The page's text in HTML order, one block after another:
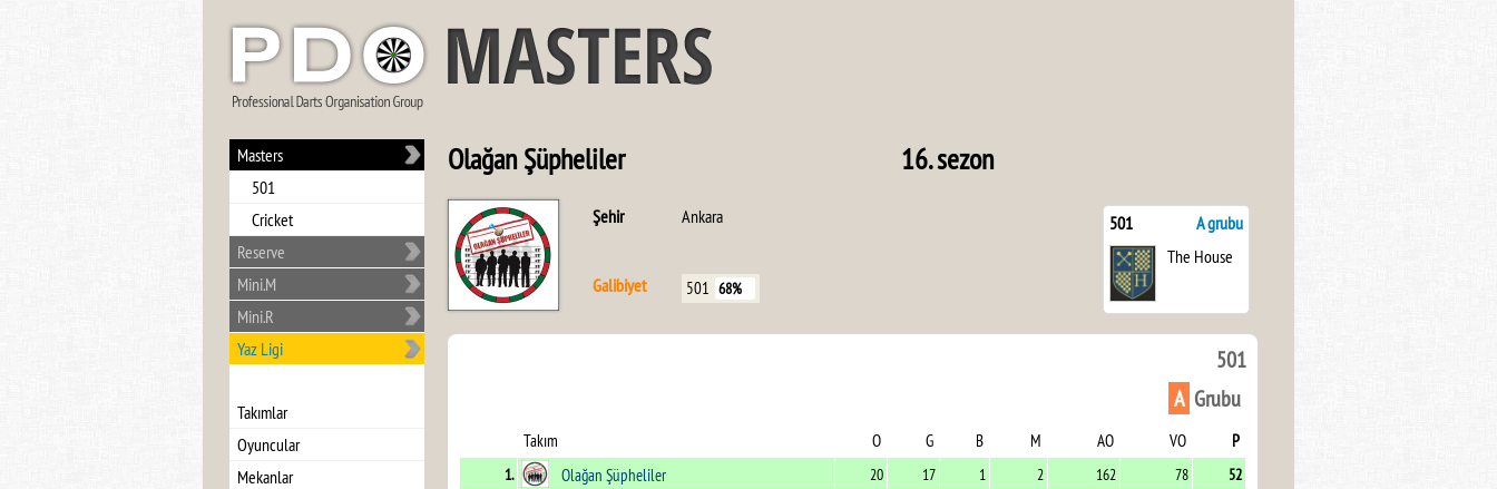
Masters
501
Cricket
Reserve
Mini.M
Mini.R
Yaz Ligi
Takımlar
Oyuncular
Mekanlar
16. sezon
Olağan Şüpheliler
A grubu
501
The House
Şehir Ankara
Galibiyet 68%
501
501
A Grubu
Takım O G B M AO VO P
1. Olağan Şüpheliler 20 17 1 2 162 78
52